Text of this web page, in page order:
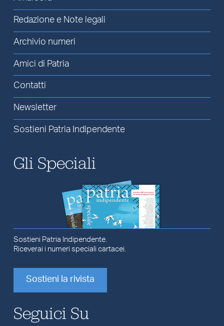
Redazione e Note legali
Archivio numeri
Amici di Patria
Contatti
Newsletter
Sostieni Patria Indipendente
Gli Speciali
Sostieni Patria Indipendente.
Riceverai i numeri speciali cartacei.
Sostieni la rivista
Seguici Su